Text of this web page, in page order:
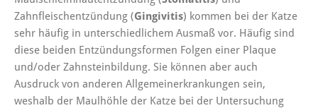
Zahnfleischentzündung (Gingivitis) kommen bei der Katze
sehr häufig in unterschiedlichem Ausmaß vor. Häufig sind
diese beiden Entzündungsformen Folgen einer Plaque
und/oder Zahnsteinbildung. Sie können aber auch
Ausdruck von anderen Allgemeinerkrankungen sein,
weshalb der Maulhöhle der Katze bei der Untersuchung